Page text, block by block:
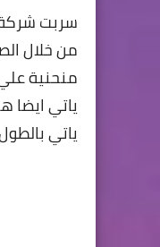
من خلال
منحنية
ياتي